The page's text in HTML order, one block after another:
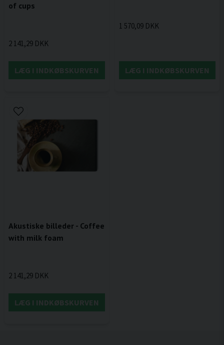
of cups
2 141,29 DKK
LÆG I INDKØBSKURVEN
1 570,09 DKK
LÆG I INDKØBSKURVEN
Akustiske billeder - Coffee
with milk foam
2 141,29 DKK
LÆG I INDKØBSKURVEN